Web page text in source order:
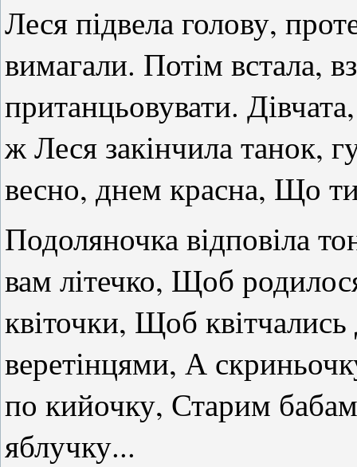
Леся підвела голову,
вимагали. Потім встала,
пританцьовувати.
ж Леся закінчила танок,
весно, днем красна, Що
Подоляночка відповіла
вам літечко, Щоб
квіточки, Щоб
веретінцями, А
по кийочку, Старим
яблучку...